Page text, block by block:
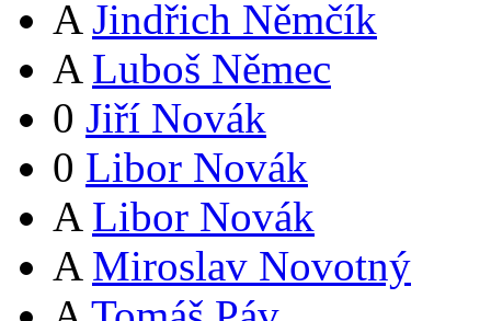
A Jindřich Němčík
A Luboš Němec
0 Jiří Novák
0 Libor Novák
A Libor Novák
A Miroslav Novotný